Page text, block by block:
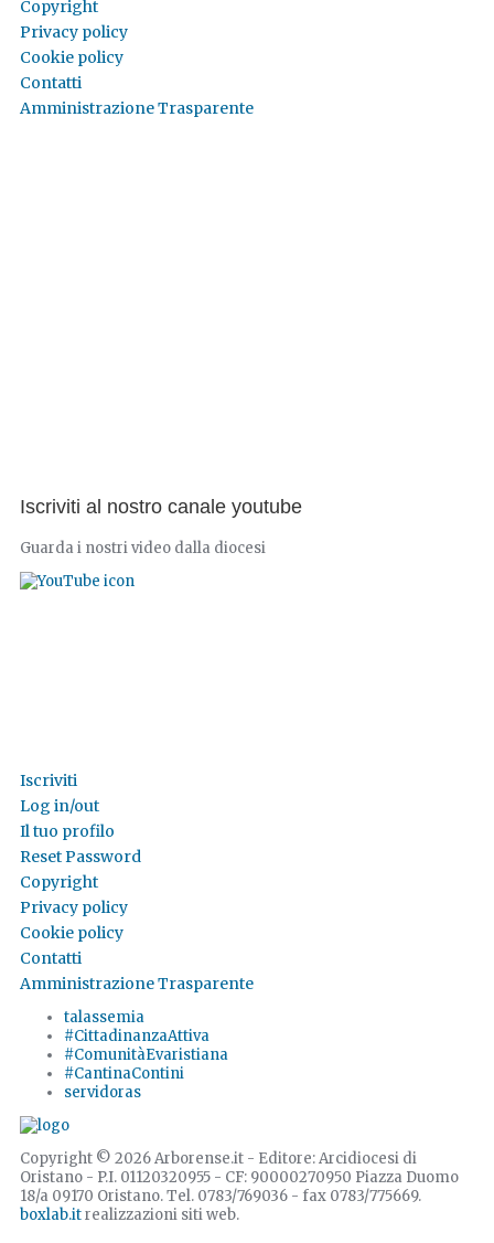
Copyright
Privacy policy
Cookie policy
Contatti
Amministrazione Trasparente
Iscriviti al nostro canale youtube
Guarda i nostri video dalla diocesi
Iscriviti
Log in/out
Il tuo profilo
Reset Password
Copyright
Privacy policy
Cookie policy
Contatti
Amministrazione Trasparente
talassemia
#CittadinanzaAttiva
#ComunitàEvaristiana
#CantinaContini
servidoras
Copyright © 2026 Arborense.it - Editore: Arcidiocesi di
Oristano - P.I. 01120320955 - CF: 90000270950 Piazza Duomo
18/a 09170 Oristano. Tel. 0783/769036 - fax 0783/775669.
boxlab.itrealizzazioni siti web.